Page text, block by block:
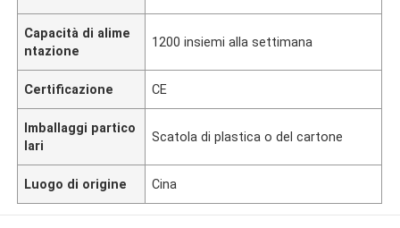
Capacità di alime
ntazione
1200 insiemi alla settimana
Certificazione CE
Imballaggi partico
lari
Scatola di plastica o del cartone
Luogo di origine Cina